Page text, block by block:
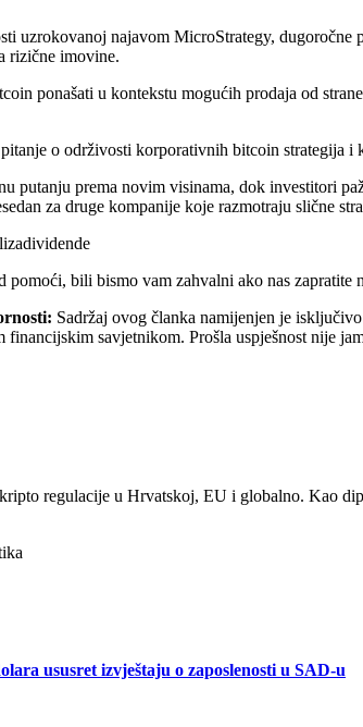
uzrokovanoj najavom MicroStrategy,
rizične imovine.
ponašati u kontekstu mogućih prodaja od
o održivosti korporativnih bitcoin strategija
putanju prema novim visinama, dok investitori
za druge kompanije koje razmotraju slične
dividende
bili bismo vam zahvalni ako nas zapratite
Sadržaj ovog članka namijenjen je
financijskim savjetnikom. Prošla uspješnost nije
regulacije u Hrvatskoj, EU i globalno. Kao
ususret izvještaju o zaposlenosti u SAD-u